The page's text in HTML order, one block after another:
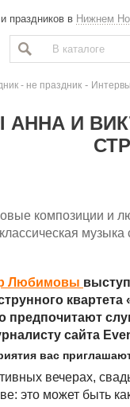
праздников в Нижнем
- не праздник -
АННА И
композиции и
Любимовы
предпочитают
сайта
вас
вечерах,
это может быть